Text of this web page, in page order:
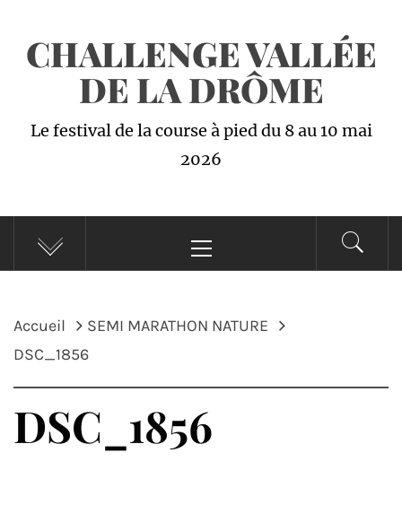
contenu
CHALLENGE VALLÉE
DE LA DRÔME
Le festival de la course à pied du 8 au 10 mai
2026
principal
Accueil
SEMI MARATHON NATURE
DSC_1856
DSC_1856